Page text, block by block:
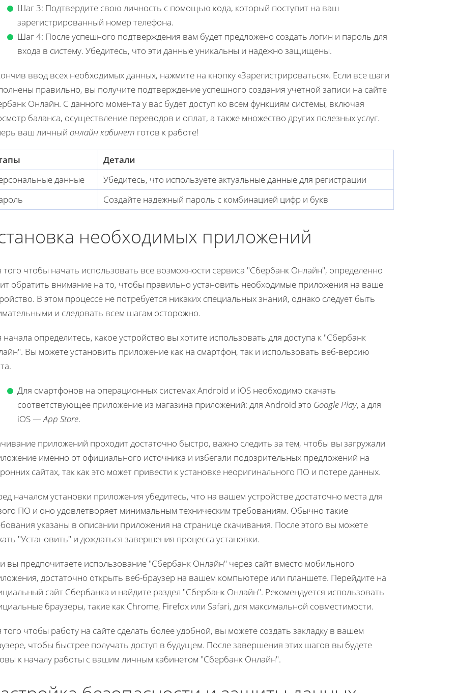
Шаг 3: Подтвердите свою личность с помощью кода, который поступит на ваш
зарегистрированный номер телефона.
Шаг 4: После успешного подтверждения вам будет предложено создать логин и пароль для
входа в систему. Убедитесь, что эти данные уникальны и надежно защищены.
ввод всех необходимых данных, нажмите на кнопку «Зарегистрироваться». Если все шаги
правильно, вы получите подтверждение успешного создания учетной записи на сайте
Онлайн. С данного момента у вас будет доступ ко всем функциям системы, включая
баланса, осуществление переводов и оплат, а также множество других полезных услуг.
ваш личный онлайн кабинет готов к работе!
Детали
данные
Убедитесь, что используете актуальные данные для регистрации
Создайте надежный пароль с комбинацией цифр и букв
необходимых приложений
того чтобы начать использовать все возможности сервиса "Сбербанк Онлайн", определенно
обратить внимание на то, чтобы правильно установить необходимые приложения на ваше
В этом процессе не потребуется никаких специальных знаний, однако следует быть
и следовать всем шагам осторожно.
начала определитесь, какое устройство вы хотите использовать для доступа к "Сбербанк
Вы можете установить приложение как на смартфон, так и использовать веб-версию
Для смартфонов на операционных системах Android и iOS необходимо скачать
соответствующее приложение из магазина приложений: для Android это Google Play, а для
iOS —App Store.
приложений проходит достаточно быстро, важно следить за тем, чтобы вы загружали
именно от официального источника и избегали подозрительных предложений на
сайтах, так как это может привести к установке неоригинального ПО и потере данных.
началом установки приложения убедитесь, что на вашем устройстве достаточно места для
ПО и оно удовлетворяет минимальным техническим требованиям. Обычно такие
указаны в описании приложения на странице скачивания. После этого вы можете
"Установить" и дождаться завершения процесса установки.
вы предпочитаете использование "Сбербанк Онлайн" через сайт вместо мобильного
достаточно открыть веб-браузер на вашем компьютере или планшете. Перейдите на
сайт Сбербанка и найдите раздел "Сбербанк Онлайн". Рекомендуется использовать
браузеры, такие как Chrome, Firefox или Safari, для максимальной совместимости.
того чтобы работу на сайте сделать более удобной, вы можете создать закладку в вашем
чтобы быстрее получать доступ в будущем. После завершения этих шагов вы будете
к началу работы с вашим личным кабинетом "Сбербанк Онлайн".